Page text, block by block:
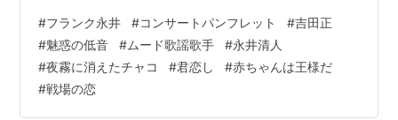
ンク永井 リサイタル [コンサートパンフレット]コンディ
ション:中古 可コンディション説明文:※古書「可」。[コ
ンサートパンフレット][※発行所:ビクター][※1963年11月
3日LIVE TOUR][※経年に…
#フランク永井 #コンサートパンフレット #吉田正
#魅惑の低音 #ムード歌謡歌手 #永井清人
#夜霧に消えたチャコ #君恋し #赤ちゃんは王様だ
#戦場の恋